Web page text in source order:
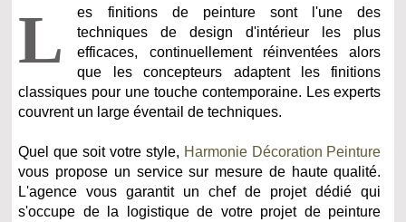
L
es finitions de peinture sont l'une des
techniques de design d'intérieur les plus
efficaces, continuellement réinventées alors
que les concepteurs adaptent les finitions
classiques pour une touche contemporaine. Les experts
couvrent un large éventail de techniques.
Quel que soit votre style, Harmonie Décoration Peinture
vous propose un service sur mesure de haute qualité.
L'agence vous garantit un chef de projet dédié qui
s'occupe de la logistique de votre projet de peinture